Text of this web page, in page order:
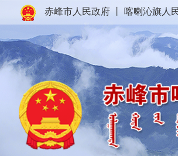
赤峰市人民政府 喀喇沁旗人